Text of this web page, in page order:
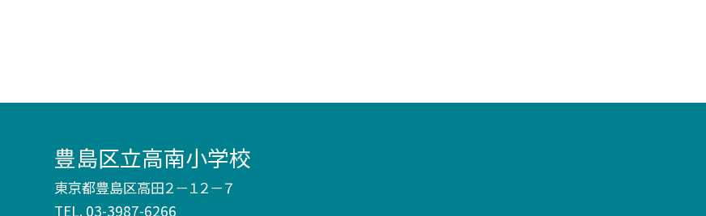
豊島区立高南小学校
東京都豊島区高田２－１２－７
TEL. 03-3987-6266